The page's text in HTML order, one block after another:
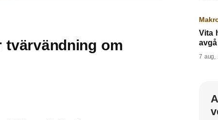
tvärvändning om
Vita
avgå
7 aug,